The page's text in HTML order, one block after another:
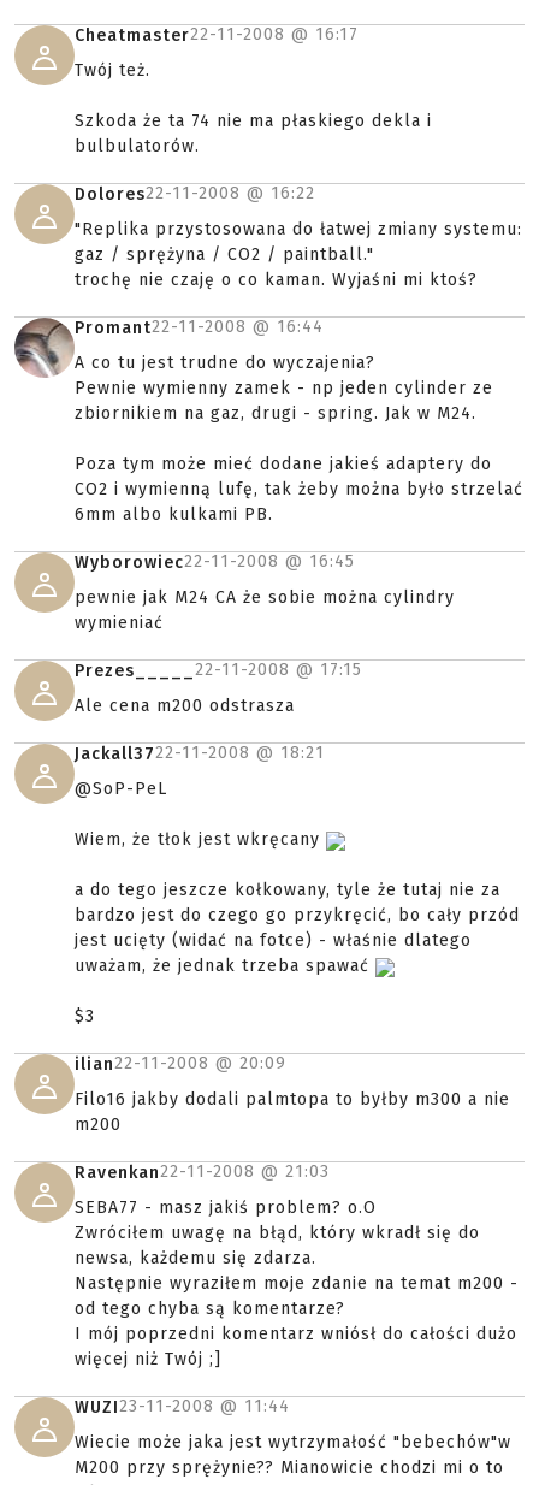
Cheatmaster22-11-2008 @ 16:17
Twój też.
Szkoda że ta 74 nie ma płaskiego dekla i
bulbulatorów.
Dolores22-11-2008 @ 16:22
"Replika przystosowana do łatwej zmiany systemu:
gaz / sprężyna / CO2 / paintball."
trochę nie czaję o co kaman. Wyjaśni mi ktoś?
Promant22-11-2008 @ 16:44
A co tu jest trudne do wyczajenia?
Pewnie wymienny zamek - np jeden cylinder ze
zbiornikiem na gaz, drugi - spring. Jak w M24.
Poza tym może mieć dodane jakieś adaptery do
CO2 i wymienną lufę, tak żeby można było strzelać
6mm albo kulkami PB.
Wyborowiec22-11-2008 @ 16:45
pewnie jak M24 CA że sobie można cylindry
wymieniać
Prezes_____ 22-11-2008 @ 17:15
Ale cena m200 odstrasza
Jackall3722-11-2008 @ 18:21
@SoP-PeL
Wiem, że tłok jest wkręcany
a do tego jeszcze kołkowany, tyle że tutaj nie za
bardzo jest do czego go przykręcić, bo cały przód
jest ucięty (widać na fotce) - właśnie dlatego
uważam, że jednak trzeba spawać
$3
ilian22-11-2008 @ 20:09
Filo16 jakby dodali palmtopa to byłby m300 a nie
m200
Ravenkan22-11-2008 @ 21:03
SEBA77 - masz jakiś problem? o.O
Zwróciłem uwagę na błąd, który wkradł się do
newsa, każdemu się zdarza.
Następnie wyraziłem moje zdanie na temat m200 -
od tego chyba są komentarze?
I mój poprzedni komentarz wniósł do całości dużo
więcej niż Twój ;]
WUZI23-11-2008 @ 11:44
Wiecie może jaka jest wytrzymałość "bebechów"w
M200 przy sprężynie?? Mianowicie chodzi mi o to